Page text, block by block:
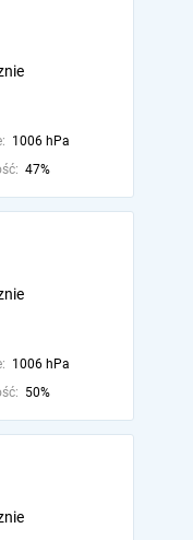
1006 hPa
47%
1006 hPa
50%